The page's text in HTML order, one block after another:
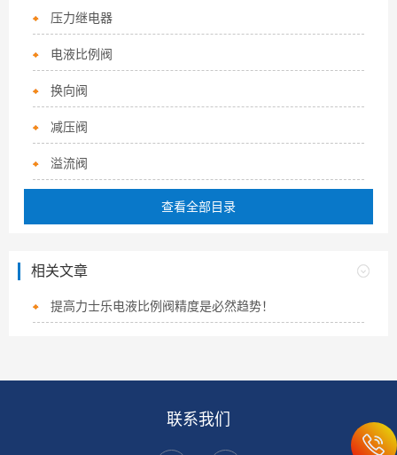
压力继电器
电液比例阀
换向阀
减压阀
溢流阀
查看全部目录
相关文章
提高力士乐电液比例阀精度是必然趋势！
联系我们